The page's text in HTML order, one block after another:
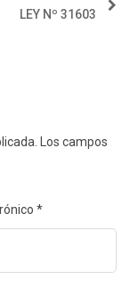
LEY Nº 31603
Los campos
*